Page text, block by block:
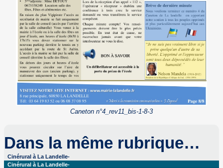
Caneton n°4_rev11_bis-1-8-3
Dans la même rubrique…
Cinérural à La Landelle-
Cinérural à La Landelle-